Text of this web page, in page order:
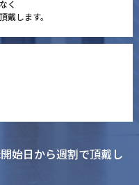
く
します。
始⽇から週割で頂戴し